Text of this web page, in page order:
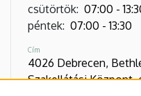
csütörtök: 07:00 -
péntek: 07:00 - 13:30
Cím
4026 Debrecen,
Szakellátási